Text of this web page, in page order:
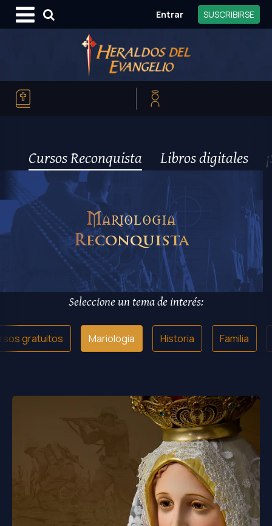
Entrar SUSCRIBIRSE
Cursos Reconquista Libros digitales
Mariologia
Reconquista
Seleccione un tema de interés:
gratuitos Mariologia Historia Familia